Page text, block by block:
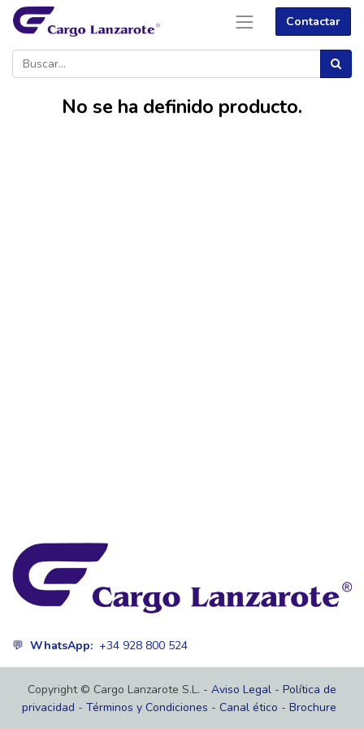
Contactar
No se ha definido producto.
💬 WhatsApp: +34 928 800 524
Copyright © Cargo Lanzarote S.L. - Aviso Legal - Política de
privacidad - Términos y Condiciones - Canal ético - Brochure